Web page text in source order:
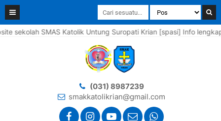
SMAS Katolik Untung Suropati Krian [spasi] Info lengkapnya
(031) 8987239
smakkatolikrian@gmail.com